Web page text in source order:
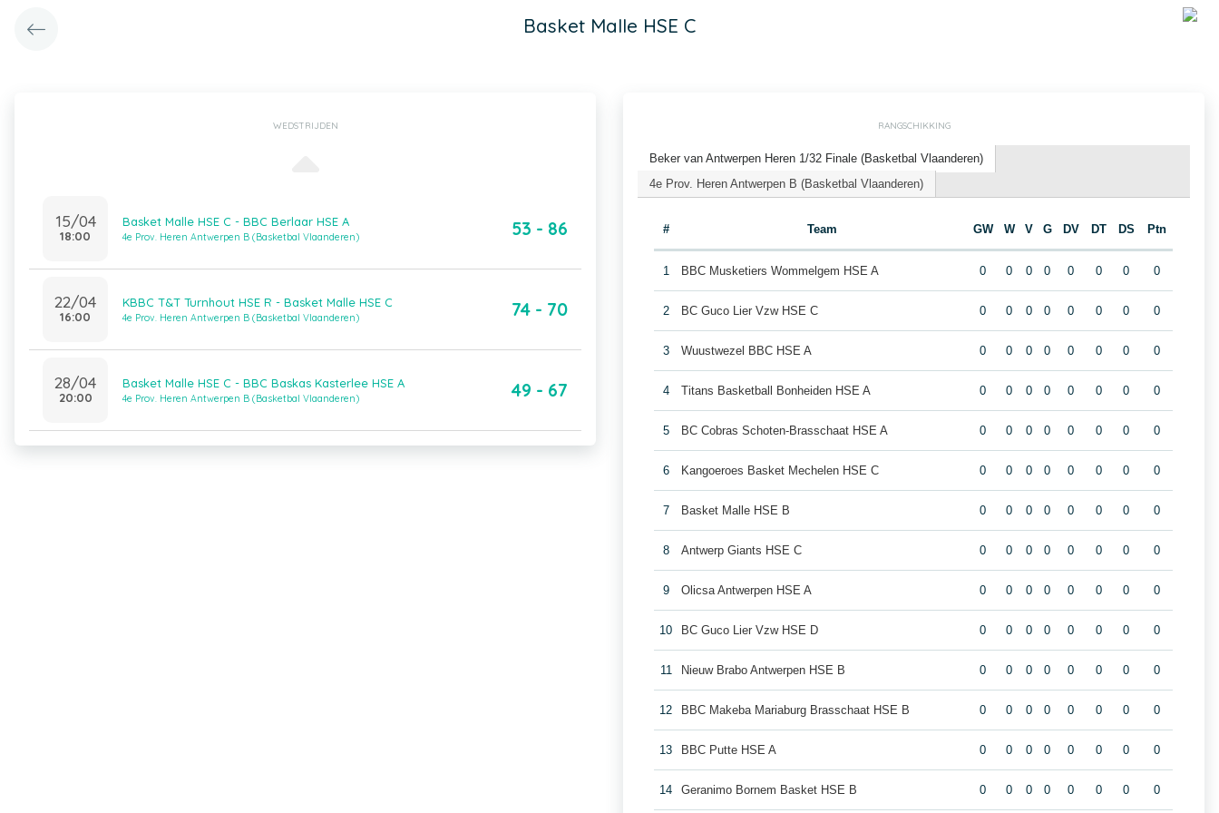
Basket Malle HSE C
WEDSTRIJDEN
15/04
18:00
Basket Malle HSE C - BBC Berlaar HSE A
4e Prov. Heren Antwerpen B (Basketbal Vlaanderen) 53 - 86
22/04
16:00
KBBC T&T Turnhout HSE R - Basket Malle HSE C
4e Prov. Heren Antwerpen B (Basketbal Vlaanderen) 74 - 70
28/04
20:00
Basket Malle HSE C - BBC Baskas Kasterlee HSE A
4e Prov. Heren Antwerpen B (Basketbal Vlaanderen) 49 - 67
RANGSCHIKKING
Beker van Antwerpen Heren 1/32 Finale (Basketbal Vlaanderen)
4e Prov. Heren Antwerpen B (Basketbal Vlaanderen)
# Team GW W V G DV DT DS Ptn
1 BBC Musketiers Wommelgem HSE A 0 0 0 0 0 0 0 0
2 BC Guco Lier Vzw HSE C 0 0 0 0 0 0 0 0
3 Wuustwezel BBC HSE A 0 0 0 0 0 0 0 0
4 Titans Basketball Bonheiden HSE A 0 0 0 0 0 0 0 0
5 BC Cobras Schoten-Brasschaat HSE A 0 0 0 0 0 0 0 0
6 Kangoeroes Basket Mechelen HSE C 0 0 0 0 0 0 0 0
7 Basket Malle HSE B 0 0 0 0 0 0 0 0
8 Antwerp Giants HSE C 0 0 0 0 0 0 0 0
9 Olicsa Antwerpen HSE A 0 0 0 0 0 0 0 0
10 BC Guco Lier Vzw HSE D 0 0 0 0 0 0 0 0
11 Nieuw Brabo Antwerpen HSE B 0 0 0 0 0 0 0 0
12 BBC Makeba Mariaburg Brasschaat HSE B 0 0 0 0 0 0 0 0
13 BBC Putte HSE A 0 0 0 0 0 0 0 0
14 Geranimo Bornem Basket HSE B 0 0 0 0 0 0 0 0